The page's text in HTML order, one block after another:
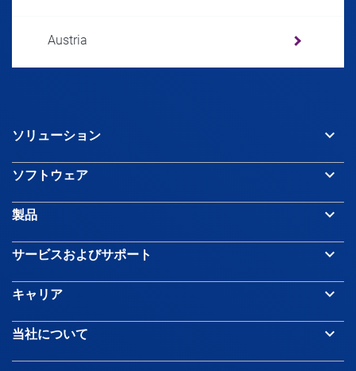
Austria
Bahamas
Bangladesh
Barbados
ソリューション keyboard_arrow_down
ソフトウェア keyboard_arrow_down
製品 keyboard_arrow_down
サービスおよびサポート keyboard_arrow_down
キャリア keyboard_arrow_down
当社について keyboard_arrow_down